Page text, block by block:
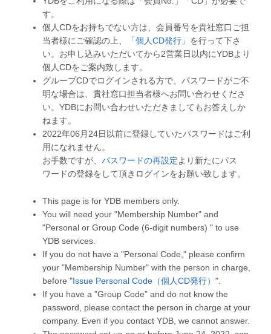
す。
個人CDをお持ちでない方は、会員番号を貴社窓口ご担
当者様にご確認の上、
「個人CD発行」 を行って下さ
い。お申し込みいただいてから2営業日以内にYDBより
個人CDをご案内致します。
グループCDでログインされる方で、パスワードがご不
明な場合は、貴社窓口担当者様へお問い合わせくださ
い。YDBにお問い合わせいただきましてもお答えしか
ねます。
2022年06月24日以前に登録していたパスワードはご利
用になれません。
お手数ですが、 パスワードの再設定より新たにパス
ワードの登録をして頂きログインをお願い致します。
This page is for YDB members only.
You will need your "Membership Number" and
"Personal or Group Code (6-digit numbers) " to use
YDB services.
If you do not have a "Personal Code," please confirm
your "Membership Number" with the person in charge,
before "Issue Personal Code（個人CD発行） ".
If you have a ”Group Code” and do not know the
password, please contact the person in charge at your
company. Even if you contact YDB, we cannot answer.